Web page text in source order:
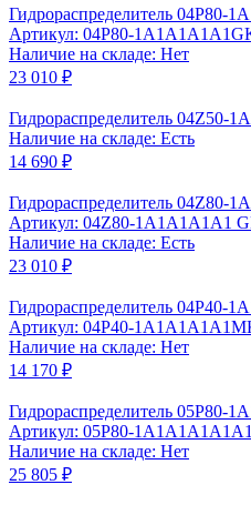
Гидрораспределитель 04P80-
Артикул: 04P80-
Наличие на складе: Нет
23 010 ₽
Гидрораспределитель 04Z50-
Наличие на складе: Есть
14 690 ₽
Гидрораспределитель 04Z80-
Артикул: 04Z80-1A1A1A1A1
Наличие на складе: Есть
23 010 ₽
Гидрораспределитель 04Р40-
Артикул: 04Р40-
Наличие на складе: Нет
14 170 ₽
Гидрораспределитель 05P80-
Артикул: 05Р80-
Наличие на складе: Нет
25 805 ₽